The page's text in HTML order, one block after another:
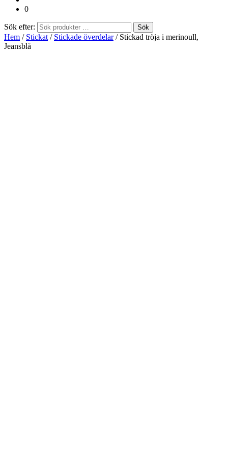
0
Sök efter: Sök
Hem / Stickat / Stickade överdelar/ Stickad tröja i merinoull,
Jeansblå